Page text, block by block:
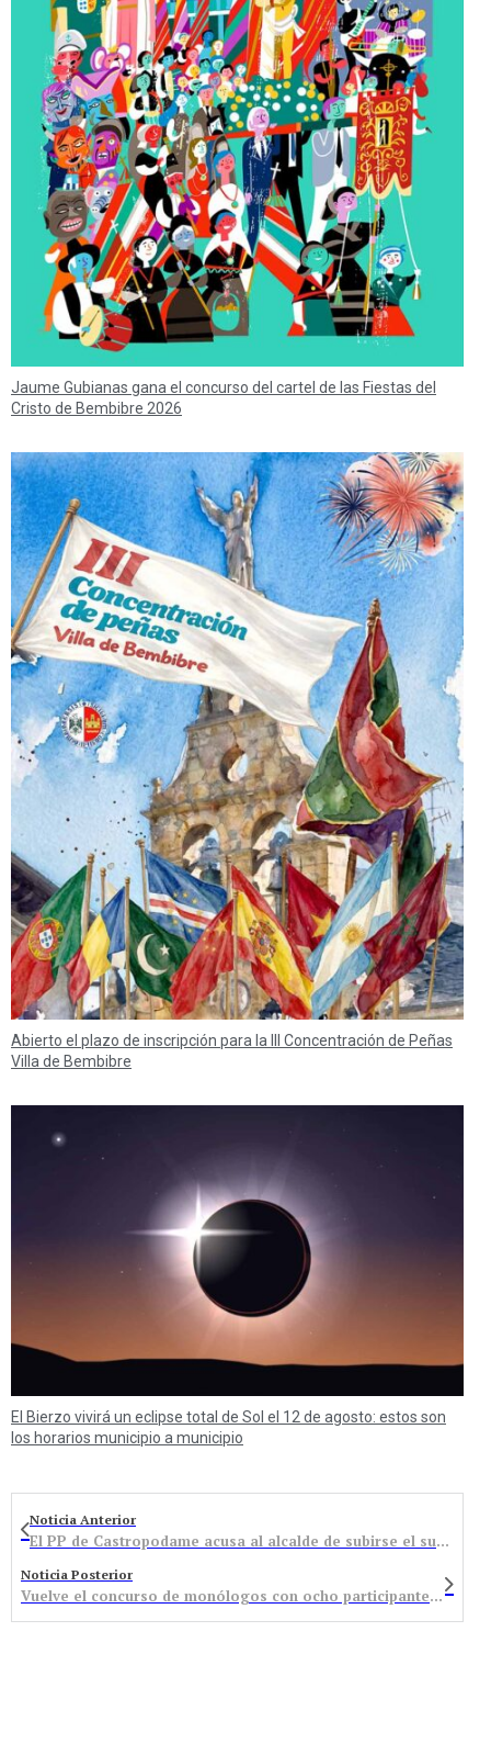
Jaume Gubianas gana el concurso del cartel de las Fiestas del
Cristo de Bembibre 2026
Abierto el plazo de inscripción para la III Concentración de Peñas
Villa de Bembibre
El Bierzo vivirá un eclipse total de Sol el 12 de agosto: estos son
los horarios municipio a municipio
Noticia Anterior
El PP de Castropodame acusa al alcalde de subirse el sueldo 8.000 euros anuales
Noticia Posterior
Vuelve el concurso de monólogos con ocho participantes e invitados de primer nivel